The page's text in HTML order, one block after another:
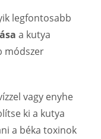
legfontosabb
a kutya
módszer
vagy enyhe
ki a kutya
a béka toxinok